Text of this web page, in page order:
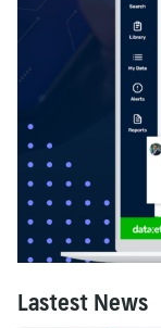
Lastest News